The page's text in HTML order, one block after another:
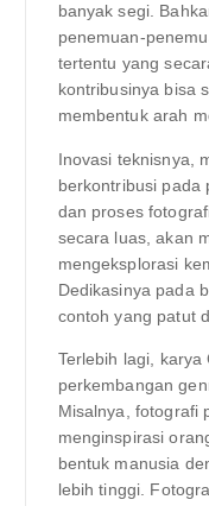
banyak segi.
penemuan-
tertentu yang
kontribusinya bisa
membentuk arah
Inovasi teknisnya,
berkontribusi pada
dan proses
secara luas, akan
mengeksplorasi
Dedikasinya pada
contoh yang patut
Terlebih lagi,
perkembangan
Misalnya, fotografi
menginspirasi
bentuk manusia
lebih tinggi.